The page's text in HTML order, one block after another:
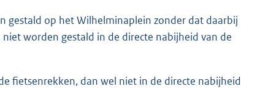
gestald op het Wilhelminaplein zonder dat daarbij
worden gestald in de directe nabijheid van de
fietsenrekken, dan wel niet in de directe nabijheid